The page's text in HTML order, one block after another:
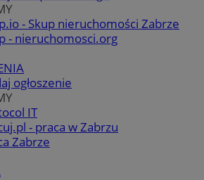
- Skup nieruchomości Zabrze
- nieruchomosci.org
ogłoszenie
IT
- praca w Zabrzu
Zabrze